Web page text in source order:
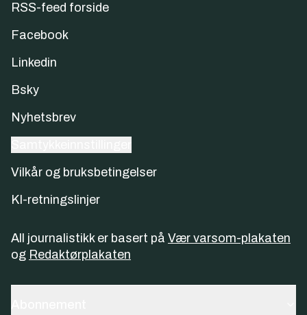
RSS-feed forside
Facebook
Linkedin
Bsky
Nyhetsbrev
Vilkår og bruksbetingelser
KI-retningslinjer
All journalistikk er basert på Vær varsom-plakaten
og Redaktørplakaten